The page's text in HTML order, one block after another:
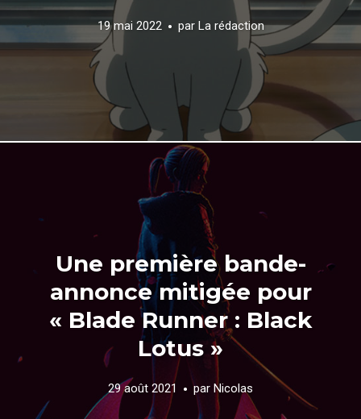
19 mai 2022 par La rédaction
Une première bande-
annonce mitigée pour
« Blade Runner : Black
Lotus »
29 août 2021 par Nicolas